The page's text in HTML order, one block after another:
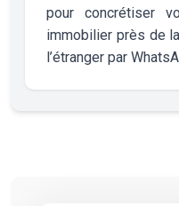
pour concrétiser
immobilier près de
l’étranger par